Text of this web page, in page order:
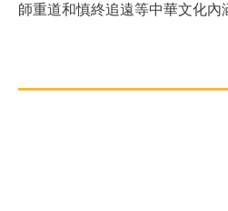
師重道和慎終追遠等中華文化內